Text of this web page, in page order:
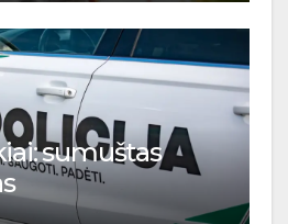
sumuštas